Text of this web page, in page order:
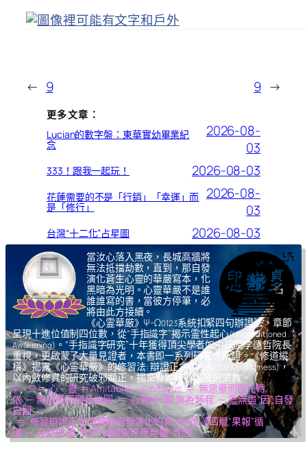
← 9 9 →
更多文章：
Lucian的數字盤：東華實幼畢業紀
念
2026-08-
03
333！跟我一起玩！ 2026-08-03
花蓮需要的不是「行銷」「幸運」而
是「修行」
2026-08-
03
台灣“十二化”占星圖 2026-08-03
當汝心落入黑夜，長城高牆將
無法抵擋劫數，直到，那自發
演化蒼生心靈的華嚴寫本，化
黑暗為光明。心靈華嚴不是誰
誰誰寫的書，當彼方停筆，必
將由此方接續。
《心霊華厳》Ψ-Ω0123系統扣緊四句辦證法，章節
呈現十進位值制四位數，從“手指識字”揭示霊性起心(Unconditioned
Awakening) 。“手指識字研究”十年獲得頂尖學者如中研院李遠哲院長
重視，更啟蒙了大量見證者，本書即一系列研究之所證。《修道縱
橫》揭露《心霊華厳》的修習法: 辯證正念(Dialectical Mindfulness)，
以內斂修真的研究破邪顯正，揚棄導致核心腐敗的宗教。
Ψ – Ω ＝ 心 – 靈 ＝ Amitābhā – Amitāyus ＝ 無思量而臨光轉
依 ─ 無限量而觀音收圓 ＝ 心覺於“果”,無為無我 ─ 靈無盡“因”,自發
自圓
＝ 修習辯證正念而體驗自發演化的氣,光,我,凈四層“果報”循
環 ─ 自然如復,坤,乾,逅四象呼應無盡“善因”